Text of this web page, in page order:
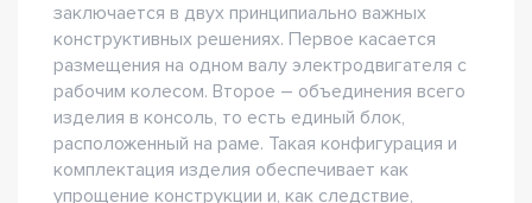
заключается в двух принципиально важных
конструктивных решениях. Первое касается
размещения на одном валу электродвигателя с
рабочим колесом. Второе – объединения всего
изделия в консоль, то есть единый блок,
расположенный на раме. Такая конфигурация и
комплектация изделия обеспечивает как
упрощение конструкции и, как следствие,